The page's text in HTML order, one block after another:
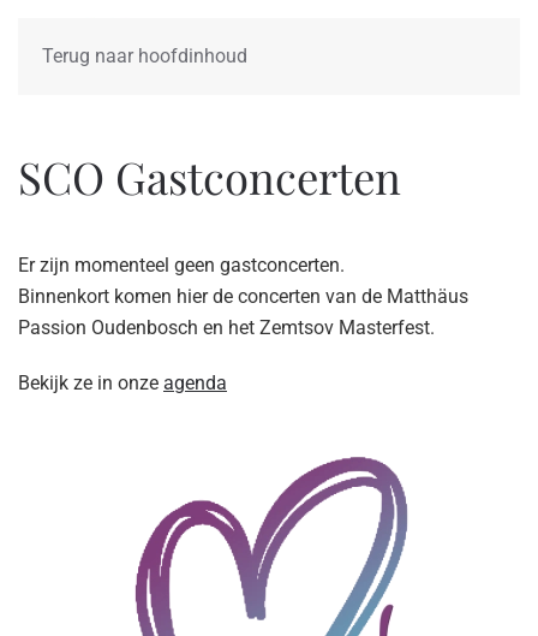
Terug naar hoofdinhoud
SCO Gastconcerten
Er zijn momenteel geen gastconcerten.
Binnenkort komen hier de concerten van de Matthäus
Passion Oudenbosch en het Zemtsov Masterfest.
Bekijk ze in onze agenda